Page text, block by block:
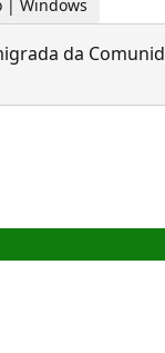
| Windows
da